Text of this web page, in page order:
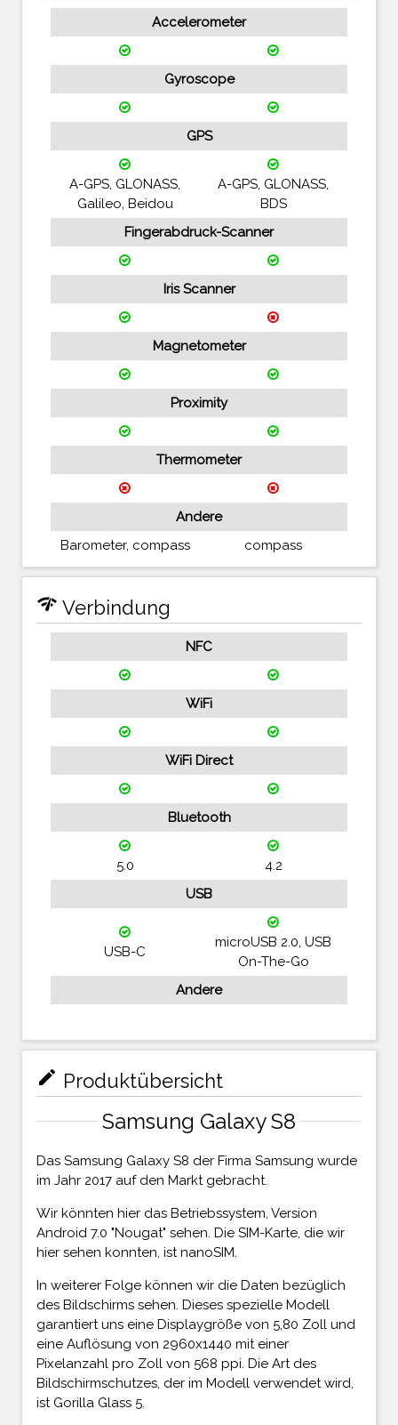
Accelerometer
Gyroscope
GPS
A-GPS, GLONASS,
Galileo, Beidou
A-GPS, GLONASS,
BDS
Fingerabdruck-Scanner
Iris Scanner
Magnetometer
Proximity
Thermometer
Andere
Barometer, compass
compass
network_check Verbindung
NFC
WiFi
WiFi Direct
Bluetooth
5.0
4.2
USB
USB-C
microUSB 2.0, USB
On-The-Go
Andere
mode_edit Produktübersicht
Samsung Galaxy S8
Das Samsung Galaxy S8 der Firma Samsung wurde
im Jahr 2017 auf den Markt gebracht.
Wir könnten hier das Betriebssystem, Version
Android 7.0 "Nougat" sehen. Die SIM-Karte, die wir
hier sehen konnten, ist nanoSIM.
In weiterer Folge können wir die Daten bezüglich
des Bildschirms sehen. Dieses spezielle Modell
garantiert uns eine Displaygröße von 5,80 Zoll und
eine Auflösung von 2960x1440 mit einer
Pixelanzahl pro Zoll von 568 ppi. Die Art des
Bildschirmschutzes, der im Modell verwendet wird,
ist Gorilla Glass 5.